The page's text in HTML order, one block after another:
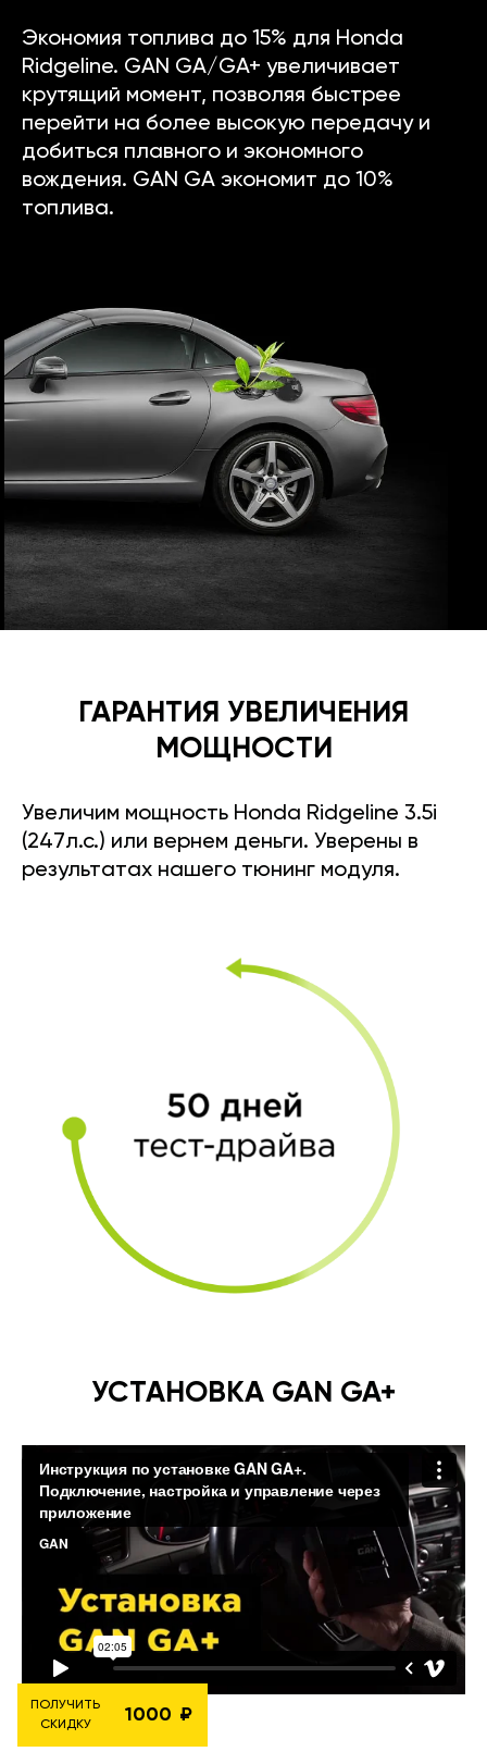
Экономия топлива до 15% для Honda
Ridgeline. GAN GA/GA+ увеличивает
крутящий момент, позволяя быстрее
перейти на более высокую передачу и
добиться плавного и экономного
вождения. GAN GA экономит до 10%
топлива.
ГАРАНТИЯ УВЕЛИЧЕНИЯ
МОЩНОСТИ
Увеличим мощность Honda Ridgeline 3.5i
(247л.с.) или вернем деньги. Уверены в
результатах нашего тюнинг модуля.
УСТАНОВКА GAN GA+
ПОЛУЧИТЬ
СКИДКУ
1000